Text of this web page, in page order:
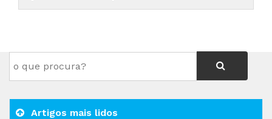
Artigos mais lidos